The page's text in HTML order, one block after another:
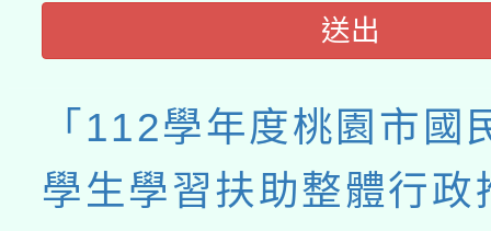
送出
「112學年度桃園市國
學生學習扶助整體行政